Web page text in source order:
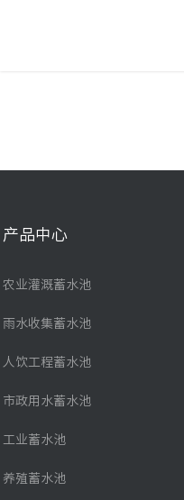
产品中心
农业灌溉蓄水池
雨水收集蓄水池
人饮工程蓄水池
市政用水蓄水池
工业蓄水池
养殖蓄水池